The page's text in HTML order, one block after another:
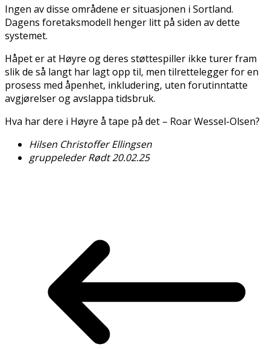
Ingen av disse områdene er situasjonen i Sortland.
Dagens foretaksmodell henger litt på siden av dette
systemet.
Håpet er at Høyre og deres støttespiller ikke turer fram
slik de så langt har lagt opp til, men tilrettelegger for en
prosess med åpenhet, inkludering, uten forutinntatte
avgjørelser og avslappa tidsbruk.
Hva har dere i Høyre å tape på det – Roar Wessel-Olsen?
Hilsen Christoffer Ellingsen
gruppeleder Rødt 20.02.25